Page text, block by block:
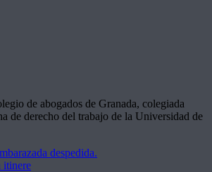
de abogados de Granada, colegiada
de derecho del trabajo de la Universidad de
despedida.
itinere